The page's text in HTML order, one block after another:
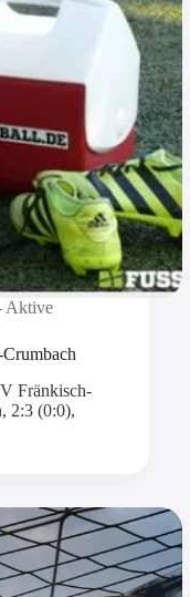
Aktive
Fränkisch-
2:3 (0:0),